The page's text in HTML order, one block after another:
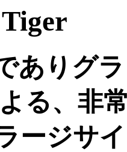
ありグ
る、非
ージサ